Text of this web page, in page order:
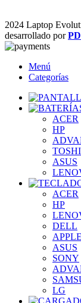
2024 Laptop
desarrollado por
Menú
Categorías
ACER
HP
ASUS
ACER
HP
DELL
APPLE
ASUS
SONY
LG